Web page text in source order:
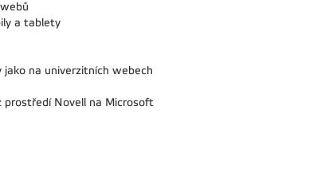
a tablety
na univerzitních webech
prostředí Novell na Microsoft